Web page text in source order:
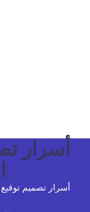
أسرار
أسرار تصميم توقيع